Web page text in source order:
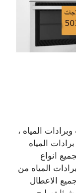
المياه ،
المياه
انواع
المياه من
الاعطال